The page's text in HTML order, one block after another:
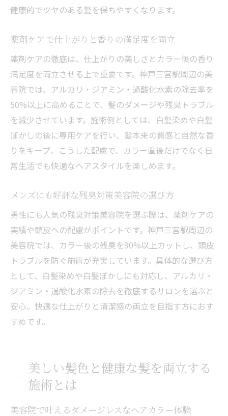
健康的でツヤのある髪を保ちやすくなります。
薬剤ケアで仕上がりと香りの満足度を両立
薬剤ケアの徹底は、仕上がりの美しさとカラー後の香り
満足度を両立させる上で重要です。神戸三宮駅周辺の美
容院では、アルカリ・ジアミン・過酸化水素の除去率を
50%以上に高めることで、髪のダメージや残臭トラブル
を減少させています。施術例としては、白髪染めや白髪
ぼかしの後に専用ケアを行い、髪本来の質感と自然な香
りをキープ。こうした配慮で、カラー直後だけでなく日
常生活でも快適なヘアスタイルを楽しめます。
メンズにも好評な残臭対策美容院の選び方
男性にも人気の残臭対策美容院を選ぶ際は、薬剤ケアの
実績や頭皮への配慮がポイントです。神戸三宮駅周辺の
美容院では、カラー後の残臭を90%以上カットし、頭皮
トラブルを防ぐ施術が充実しています。具体的な選び方
として、白髪染めや白髪ぼかしにも対応し、アルカリ・
ジアミン・過酸化水素の除去を徹底するサロンを選ぶと
安心。快適な仕上がりと清潔感の両立を目指す方におす
すめです。
美しい髪色と健康な髪を両立する
施術とは
美容院で叶えるダメージレスなヘアカラー体験